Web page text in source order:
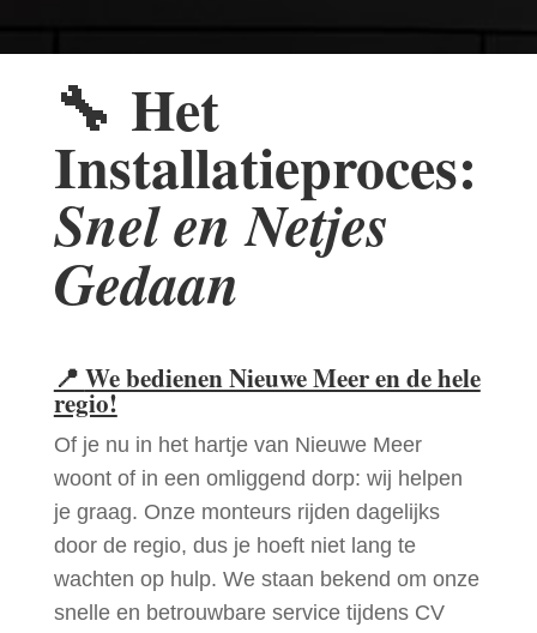
🔧 Het
Installatieproces:
Snel en Netjes
Gedaan
📍 We bedienen Nieuwe Meer en de hele
regio!
Of je nu in het hartje van Nieuwe Meer
woont of in een omliggend dorp: wij helpen
je graag. Onze monteurs rijden dagelijks
door de regio, dus je hoeft niet lang te
wachten op hulp. We staan bekend om onze
snelle en betrouwbare service tijdens CV